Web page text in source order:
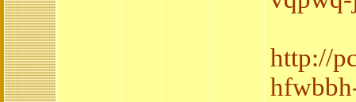
http://